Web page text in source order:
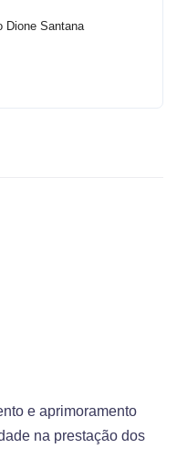
Dione Santana
e aprimoramento
na prestação dos